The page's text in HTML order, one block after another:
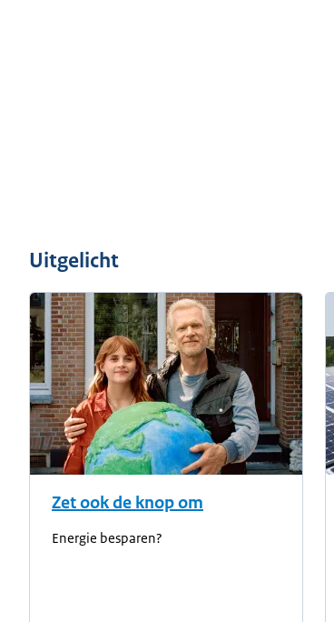
Uitgelicht
Zet ook de knop om
Energie besparen?